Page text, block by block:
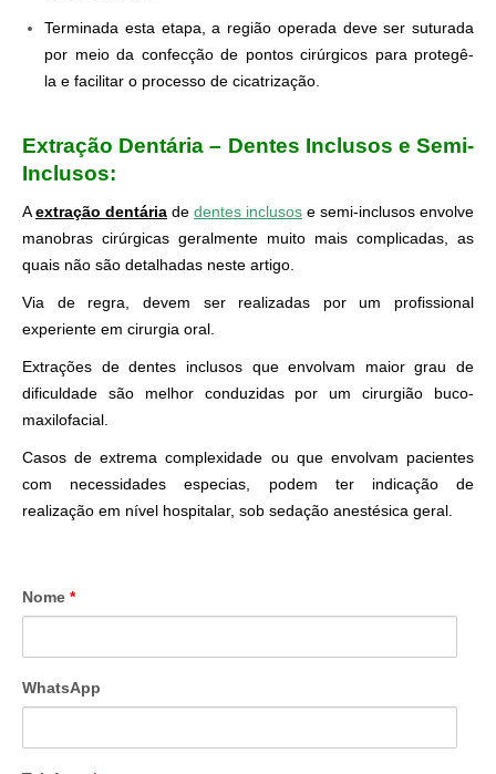
Terminada esta etapa, a região operada deve ser suturada
por meio da confecção de pontos cirúrgicos para protegê-
la e facilitar o processo de cicatrização.
Extração Dentária – Dentes Inclusos e Semi-
Inclusos:
Aextração dentária de dentes inclusos e semi-inclusos envolve
manobras cirúrgicas geralmente muito mais complicadas, as
quais não são detalhadas neste artigo.
Via de regra, devem ser realizadas por um profissional
experiente em cirurgia oral.
Extrações de dentes inclusos que envolvam maior grau de
dificuldade são melhor conduzidas por um cirurgião buco-
maxilofacial.
Casos de extrema complexidade ou que envolvam pacientes
com necessidades especias, podem ter indicação de
realização em nível hospitalar, sob sedação anestésica geral.
Nome *
WhatsApp